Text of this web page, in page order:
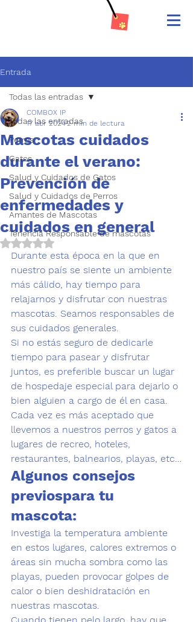
Entrada
Todas las entradas
Perros
Gatos
Salud y Cuidados de Gatos
Salud y Cuidados de Perros
Amantes de Mascotas
Tenencia Responsable de mascotas
Todas las entradas
Mascotas cuidados
durante el verano:
Prevención de
enfermedades y
cuidados en general
COMBOX IP
17 abr 20242 min de lectura
Obtuvo NaN de 5 estrellas.
Durante esta época en la que en
nuestro país se siente un ambiente
más cálido, hay tiempo para
relajarnos y disfrutar con nuestras
mascotas. Seamos responsables de
sus cuidados generales.
Si no estás seguro de dedicarle
tiempo para pasear y disfrutar
juntos, es preferible buscar un lugar
de hospedaje especial para dejarlo o
bien alguien a cargo de él en casa.
Cada vez es más aceptado que
llevemos a nuestros perros y gatos a
lugares de recreo, hoteles,
restaurantes, balnearios, playas, etc…
Algunos consejos
previospara tu
mascota:
Investiga la temperatura ambiente
en estos lugares, calores extremos o
áreas sin mucha sombra como las
playas, pueden provocar golpes de
calor o bien deshidratación en
nuestras mascotas.